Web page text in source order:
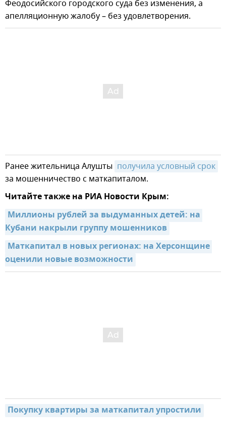
Феодосийского городского суда без изменения, а
апелляционную жалобу – без удовлетворения.
Ранее жительница Алушты получила условный срок
за мошенничество с маткапиталом.
Читайте также на РИА Новости Крым:
Миллионы рублей за выдуманных детей: на
Кубани накрыли группу мошенников
Маткапитал в новых регионах: на Херсонщине
оценили новые возможности
Покупку квартиры за маткапитал упростили